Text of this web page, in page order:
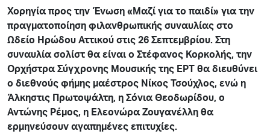
Χορηγία προς την Ένωση «Μαζί για το παιδί» για την
πραγματοποίηση φιλανθρωπικής συναυλίας στο
Ωδείο Ηρώδου Αττικού στις 26 Σεπτεμβρίου. Στη
συναυλία σολίστ θα είναι ο Στέφανος Κορκολής, την
Ορχήστρα Σύγχρονης Μουσικής της ΕΡΤ θα διευθύνει
ο διεθνούς φήμης μαέστρος Νίκος Τσούχλος, ενώ η
Άλκηστις Πρωτοψάλτη, η Σόνια Θεοδωρίδου, ο
Αντώνης Ρέμος, η Ελεονώρα Ζουγανέλλη θα
ερμηνεύσουν αγαπημένες επιτυχίες.